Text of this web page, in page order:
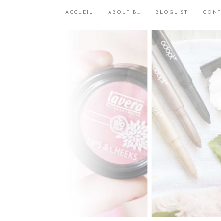
ACCUEIL ABOUT B… BLOGLIST